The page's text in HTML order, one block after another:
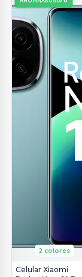
2 colores
Celular Xiaomi